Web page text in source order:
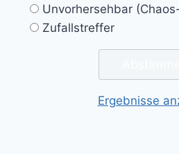
Unvorhersehbar
Zufallstreffer
Ergebnisse